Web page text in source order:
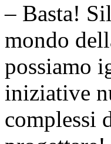
– Basta!
mondo
possiamo
iniziative
complessi